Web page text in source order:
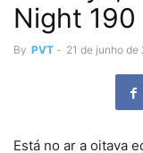
Night 190
By PVT - 21 de junho de
Está no ar a oitava